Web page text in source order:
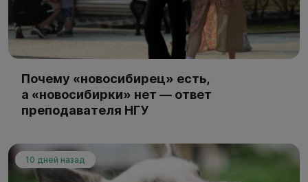
Почему «новосибирец» есть,
а «новосибирки» нет — ответ
преподавателя НГУ
10 дней назад